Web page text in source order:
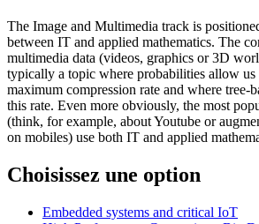
The Image and Multimedia track is
between IT and applied mathematics. The
multimedia data (videos, graphics or 3D
typically a topic where probabilities allow us
maximum compression rate and where tree-
this rate. Even more obviously, the most
(think, for example, about Youtube or
on mobiles) use both IT and applied
Choisissez une option
Embedded systems and critical IoT